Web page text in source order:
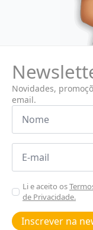
Novidades,
email.
Nome
Email
Aceitar
Poiticas
de
privacidade
Li e aceito os
de Privacidade.
Inscrever na